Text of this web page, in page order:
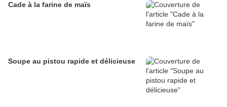
Cade à la farine de maïs
Soupe au pistou rapide et délicieuse